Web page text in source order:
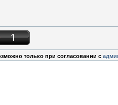
только при согласовании с